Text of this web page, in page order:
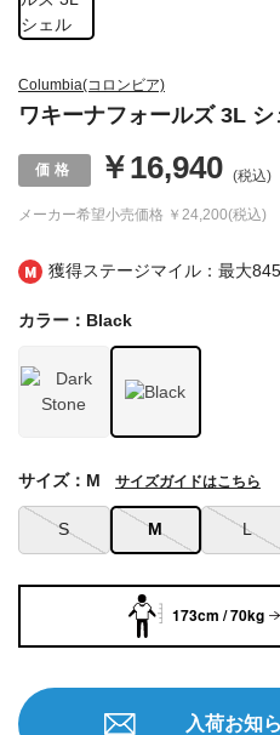
獲得ステージマイル：最大
Columbia(コロンビア)
ワキーナフォールズ 3L シ
メーカー希望小売価格 ￥24,200(税込)
￥16,940 (税込)
カラー：Black
S M L
サイズ：M サイズガイドはこちら
入荷お知
173cm / 70kg